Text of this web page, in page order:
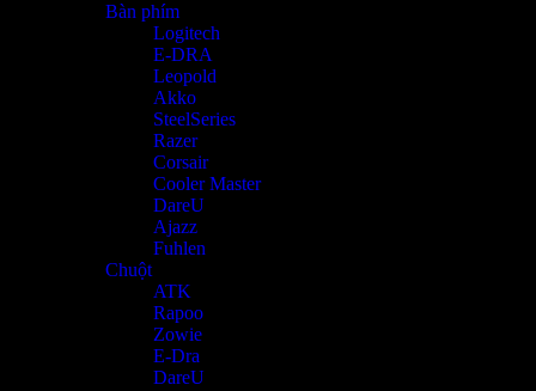
Bàn phím
Logitech
E-DRA
Leopold
Akko
SteelSeries
Razer
Corsair
Cooler Master
DareU
Ajazz
Fuhlen
Chuột
ATK
Rapoo
Zowie
E-Dra
DareU